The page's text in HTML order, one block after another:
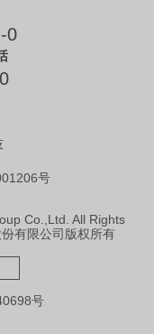
0
号
Co.,Ltd. All Rights
有限公司版权所有
号